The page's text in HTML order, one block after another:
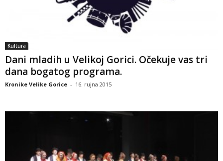
Kultura
Dani mladih u Velikoj Gorici. Očekuje vas tri
dana bogatog programa.
Kronike Velike Gorice - 16. rujna 2015